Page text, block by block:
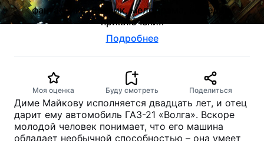
фантастика, боевик, мелодрама, комедия,
приключения
Подробнее
Моя оценка Буду смотреть Поделиться
Диме Майкову исполняется двадцать лет, и отец
дарит ему автомобиль ГАЗ-21 «Волга». Вскоре
молодой человек понимает, что его машина
обладает необычной способностью – она умеет